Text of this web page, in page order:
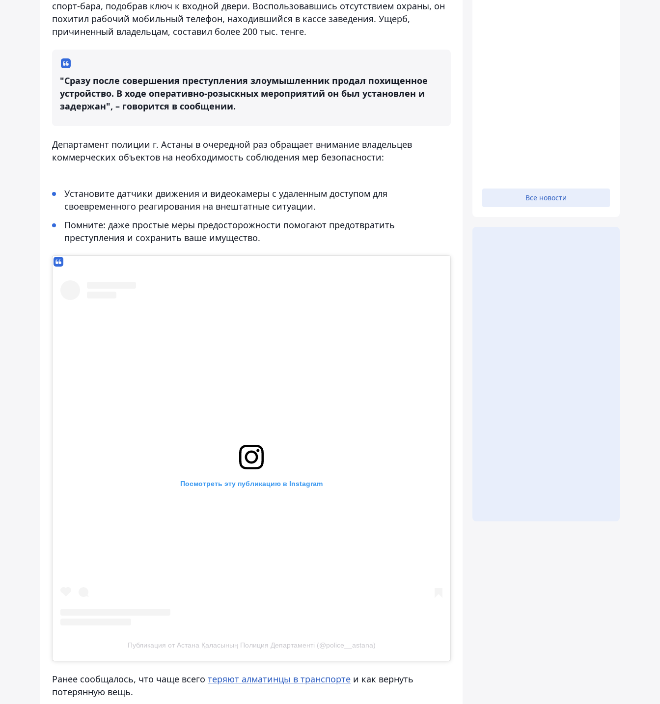
спорт-бара, подобрав ключ к входной двери. Воспользовавшись отсутствием охраны, он
похитил рабочий мобильный телефон, находившийся в кассе заведения. Ущерб,
причиненный владельцам, составил более 200 тыс. тенге.
"Сразу после совершения преступления злоумышленник продал похищенное
устройство. В ходе оперативно-розыскных мероприятий он был установлен и
задержан", – говорится в сообщении.
Департамент полиции г. Астаны в очередной раз обращает внимание владельцев
коммерческих объектов на необходимость соблюдения мер безопасности:
Установите датчики движения и видеокамеры с удаленным доступом для
своевременного реагирования на внештатные ситуации.
Помните: даже простые меры предосторожности помогают предотвратить
преступления и сохранить ваше имущество.
Посмотреть эту публикацию в Instagram
Публикация от Астана Қаласының Полиция Департаменті (@police__astana)
Ранее сообщалось, что чаще всего теряют алматинцы в транспорте и как вернуть
потерянную вещь.
Все новости